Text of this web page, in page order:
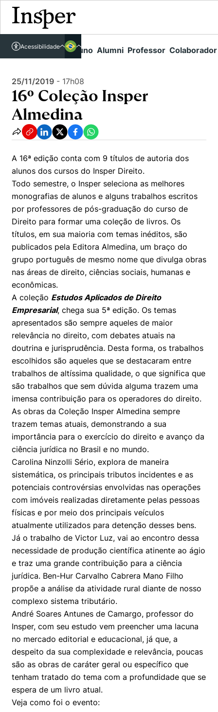
Links rápidos Aluno Alumni Professor Colaborador
Acessibilidade
Acessível em libras
Vestibular
Graduação
Todas as Engenharias
Engenharia de Computação
Engenharia de Produção
Engenharia Mecânica
Engenharia Mecatrônica
Pós-Graduação
Direito
Finanças
Negócios
Políticas Públicas
Sustentabilidade
Tecnologia e Dados
Educação Executiva
Busca por Áreas de Conhecimento
Quem Somos
Campus
Student Life
Núcleo de Carreiras
Hub de Inovação e Empreendedorismo
Como funciona
Prêmio Duda Ermírio de Moraes
Como funciona
Resolução Eficaz de Problemas
Oportunidade de Negócios
Women in Action
Sala de Imprensa
Comunidade Transforme
Missão
Lista de doadores
Pesquisa
Pesquisa no Insper
Centros de Conhecimento
Cátedras
Centro de Dados e IA
Biblioteca Telles
Repositório Institucional
Pesquisa na Graduação
Seminários Acadêmicos
Comitê de Ética em Pesquisa
Eventos
Newsletters
Notícias
Youtube
Instagram
Linkedin
Unidades Acadêmicas
Gestão e Economia
Engenharia e Ciência da Computação
Corpo Docente
Busca por docentes
Áreas de Conhecimento
Prêmios de Excelência
Ensino e aprendizagem
Fale Conosco
Atendimento
Visite o Insper
Canal de Ética
Ouvidoria
Portal da Privacidade
Insper - Home Page\Agenda de Eventos - arquivo \
16º Coleção Insper Almedina
25/11/2019 - 17h08
16º Coleção Insper
Almedina
A 16ª edição conta com 9 títulos de autoria dos
alunos dos cursos do Insper Direito.
Todo semestre, o Insper seleciona as melhores
monografias de alunos e alguns trabalhos escritos
por professores de pós-graduação do curso de
Direito para formar uma coleção de livros. Os
títulos, em sua maioria com temas inéditos, são
publicados pela Editora Almedina, um braço do
grupo português de mesmo nome que divulga obras
nas áreas de direito, ciências sociais, humanas e
econômicas.
A coleção Estudos Aplicados de Direito
Empresarial, chega sua 5ª edição. Os temas
apresentados são sempre aqueles de maior
relevância no direito, com debates atuais na
doutrina e jurisprudência. Desta forma, os trabalhos
escolhidos são aqueles que se destacaram entre
trabalhos de altíssima qualidade, o que significa que
são trabalhos que sem dúvida alguma trazem uma
imensa contribuição para os operadores do direito.
As obras da Coleção Insper Almedina sempre
trazem temas atuais, demonstrando a sua
importância para o exercício do direito e avanço da
ciência jurídica no Brasil e no mundo.
Carolina Ninzolli Sério, explora de maneira
sistemática, os principais tributos incidentes e as
potenciais controvérsias envolvidas nas operações
com imóveis realizadas diretamente pelas pessoas
físicas e por meio dos principais veículos
atualmente utilizados para detenção desses bens.
Já o trabalho de Victor Luz, vai ao encontro dessa
necessidade de produção científica atinente ao ágio
e traz uma grande contribuição para a ciência
jurídica. Ben-Hur Carvalho Cabrera Mano Filho
propõe a análise da atividade rural diante de nosso
complexo sistema tributário.
André Soares Antunes de Camargo, professor do
Insper, com seu estudo vem preencher uma lacuna
no mercado editorial e educacional, já que, a
despeito da sua complexidade e relevância, poucas
são as obras de caráter geral ou específico que
tenham tratado do tema com a profundidade que se
espera de um livro atual.
Veja como foi o evento: